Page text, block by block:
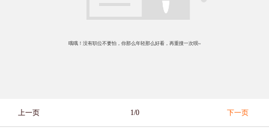
哦哦！没有职位不要怕，你那么年轻那么好看，再重搜一次呗~
上一页 1/0 下一页